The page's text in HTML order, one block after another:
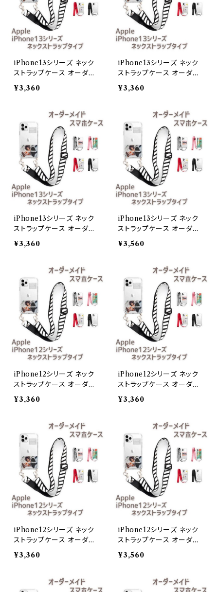
iPhone13シリーズ ネック
ストラップケース オーダー
メイドiPhone 13
¥3,360
iPhone13シリーズ ネック
ストラップケース オーダー
メイドiPhone 13 Pro
¥3,360
iPhone13シリーズ ネック
ストラップケース オーダー
メイドiPhone 13 mini
¥3,360
iPhone13シリーズ ネック
ストラップケース オーダー
メイドiPhone 13 Pro Max
¥3,560
iPhone12シリーズ ネック
ストラップケース オーダー
メイドiPhone 12
¥3,360
iPhone12シリーズ ネック
ストラップケース オーダー
メイドiPhone 12Pro
¥3,360
iPhone12シリーズ ネック
ストラップケース オーダー
メイドiPhone 12 mini
¥3,360
iPhone12シリーズ ネック
ストラップケース オーダー
メイドiPhone 12 Pro Max
¥3,560